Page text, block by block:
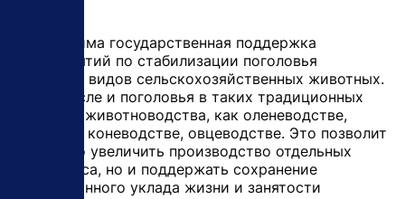
Необходима государственная поддержка
мероприятий по стабилизации поголовья
основных видов сельскохозяйственных животных.
В том числе и поголовья в таких традиционных
отраслях животноводства, как оленеводстве,
табунном коневодстве, овцеводстве. Это позволит
не только увеличить производство отдельных
видов мяса, но и поддержать сохранение
традиционного уклада жизни и занятости